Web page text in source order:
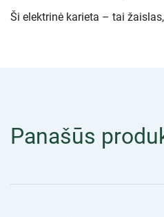
Ši elektrinė karieta – tai
Panašūs